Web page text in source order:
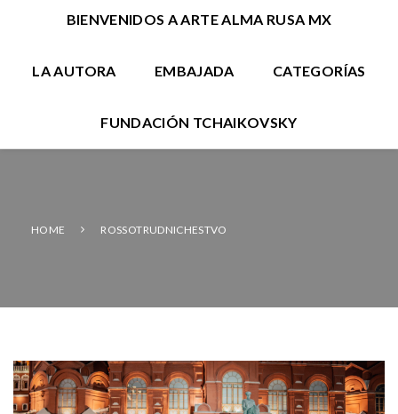
BIENVENIDOS A ARTE ALMA RUSA MX
LA AUTORA EMBAJADA CATEGORÍAS
FUNDACIÓN TCHAIKOVSKY
HOME ROSSOTRUDNICHESTVO